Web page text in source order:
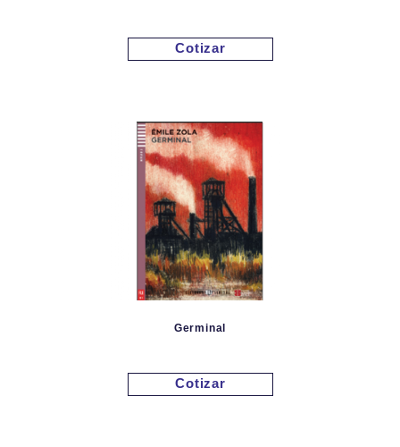
Cotizar
Germinal
Cotizar